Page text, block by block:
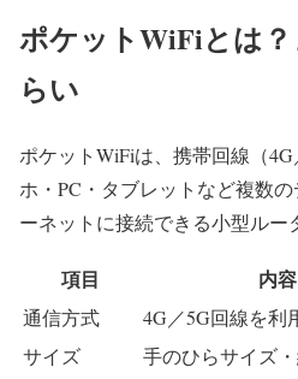
ポケットWiFiとは
らい
ポケットWiFiは、携帯回線（
ホ・PC・タブレットなど複数
ーネットに接続できる小型ルー
項目 内容
通信方式
4G／5G回線を利
サイズ
手のひらサイズ